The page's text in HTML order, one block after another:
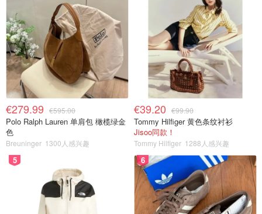
€279.99 €595.00
Polo Ralph Lauren 单肩包 橄榄绿金
色
Breuninger 1300人感兴趣
€39.20 €99.90
Tommy Hilfiger 黄色条纹衬衫
Jisoo同款！
Tommy Hilfiger 1288人感兴趣
5 6